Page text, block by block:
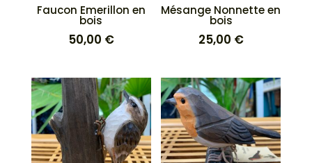
Faucon Emerillon en
bois
50,00 €
Mésange Nonnette en
bois
25,00 €